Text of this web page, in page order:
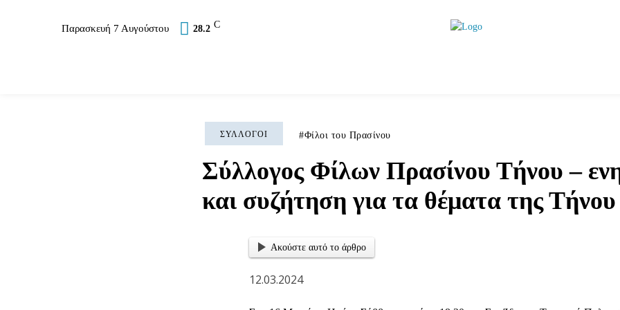
Παρασκευή 7 Αυγούστου 28.2 C
ΣΎΛΛΟΓΟΙ Φίλοι του Πρασίνου
Σύλλογος Φίλων Πρασίνου Τήνου –
και συζήτηση για τα θέματα της Τήνου
Ακούστε αυτό το άρθρο
12.03.2024